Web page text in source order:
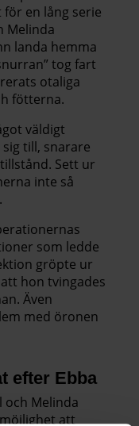
en lång serie
Melinda
landa hemma
tog fart
otaliga
fötterna.
väldigt
till, snarare
Sett ur
inte så
som ledde
gröpte ur
hon tvingades
Även
med öronen
efter Ebba
Melinda
att